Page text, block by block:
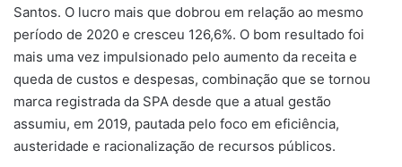
Santos. O lucro mais que dobrou em relação ao mesmo
período de 2020 e cresceu 126,6%. O bom resultado foi
mais uma vez impulsionado pelo aumento da receita e
queda de custos e despesas, combinação que se tornou
marca registrada da SPA desde que a atual gestão
assumiu, em 2019, pautada pelo foco em eficiência,
austeridade e racionalização de recursos públicos.